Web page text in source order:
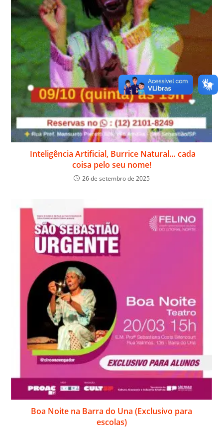
Inteligência Artificial, Burrice Natural… cada
coisa pelo seu nome!
26 de setembro de 2025
Boa Noite na Barra do Una (Exclusivo para
escolas)